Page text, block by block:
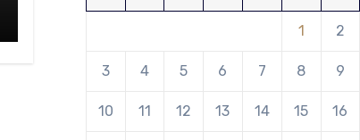
1 2
3 4 5 6 7 8 9
10 11 12 13 14 15 16